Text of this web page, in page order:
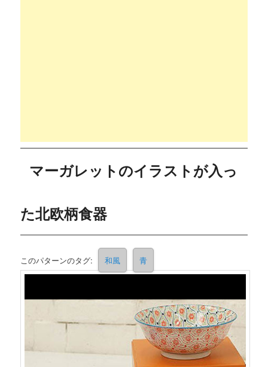
マーガレットのイラストが入っ
た北欧柄食器
このパターンのタグ: 和風 青